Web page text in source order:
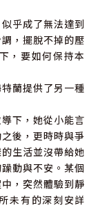
乎成了無法達到
，擺脫不掉的壓
，要如何保持本
蘭提供了另一種
下，她從小能言
後，更時時與爭
生活並沒帶給她
動與不安。某個
，突然體驗到靜
未有的深刻安詳